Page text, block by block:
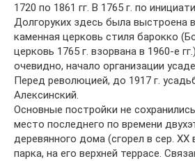
1720 по 1861 гг. В 1765 г. по
Долгоруких здесь была выстроена
каменная церковь стиля барокко
церковь 1765 г. взорвана в 1960-е
очевидно, начало организации
Перед революцией, до 1917 г.
Алексинский.
Основные постройки не
место последнего по времени
деревянного дома (сгорел в сер. XX
парка, на его верхней террасе.